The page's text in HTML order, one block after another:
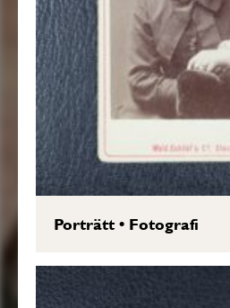
Porträtt• Fotografi